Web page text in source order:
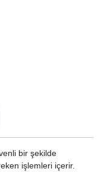
bir şekilde
işlemleri içerir.